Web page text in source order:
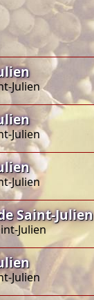
Julien
Julien
Julien
Saint-Julien
Julien
Julien